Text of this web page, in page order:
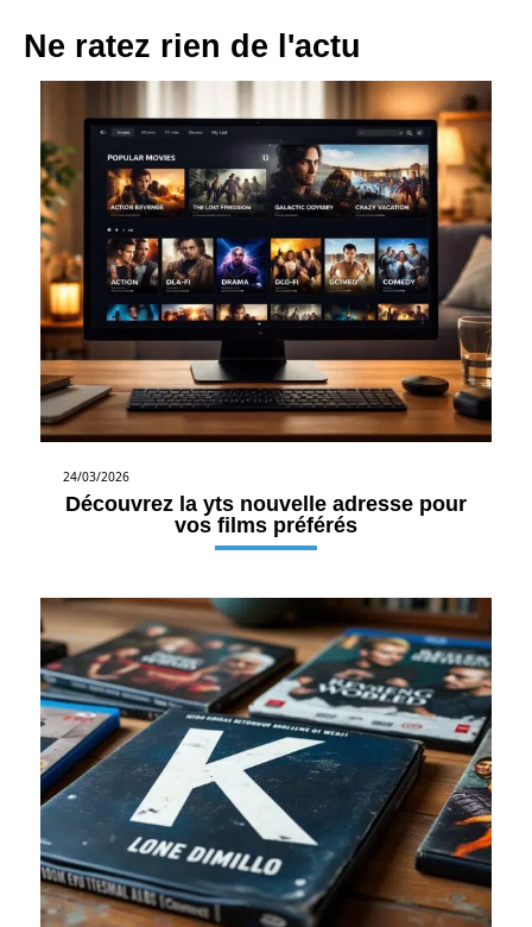
Ne ratez rien de l'actu
24/03/2026
Découvrez la yts nouvelle adresse pour
vos films préférés